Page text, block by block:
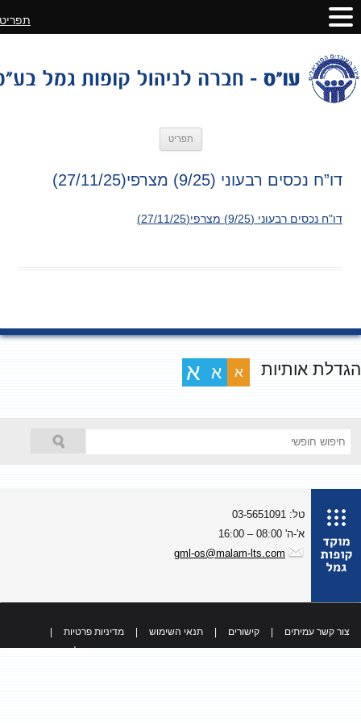
תפריט
דו”ח נכסים רבעוני (9/25) מצרפי(27/11/25)
דו"ח נכסים רבעוני (9/25) מצרפי(27/11/25)
אותיות א א א
טל: 03-5651091
א'-ה' 08:00 – 16:00
gml-os@malam-lts.com
צור קשר עמיתים קישורים תנאי השימוש מדיניות פרטיות
כל הזכויות שמורות
תפריט